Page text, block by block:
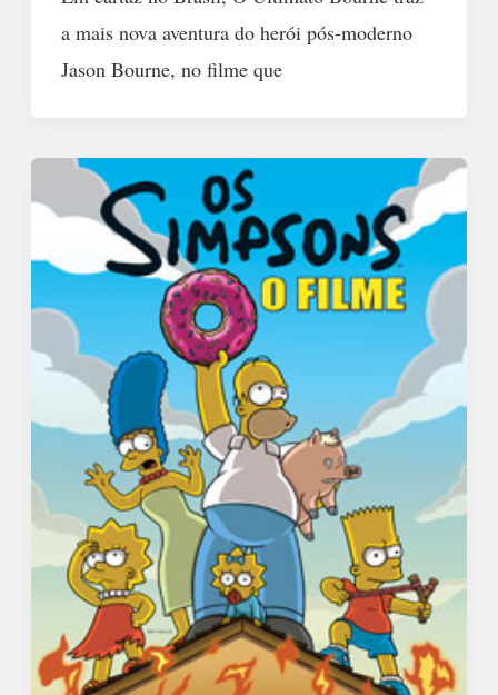
a mais nova aventura do herói pós-moderno
Jason Bourne, no filme que